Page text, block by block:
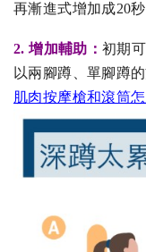
再漸進式增加成20
2. 增加輔助： 初期
以兩腳蹲、單腳蹲
肌肉按摩槍和滾筒